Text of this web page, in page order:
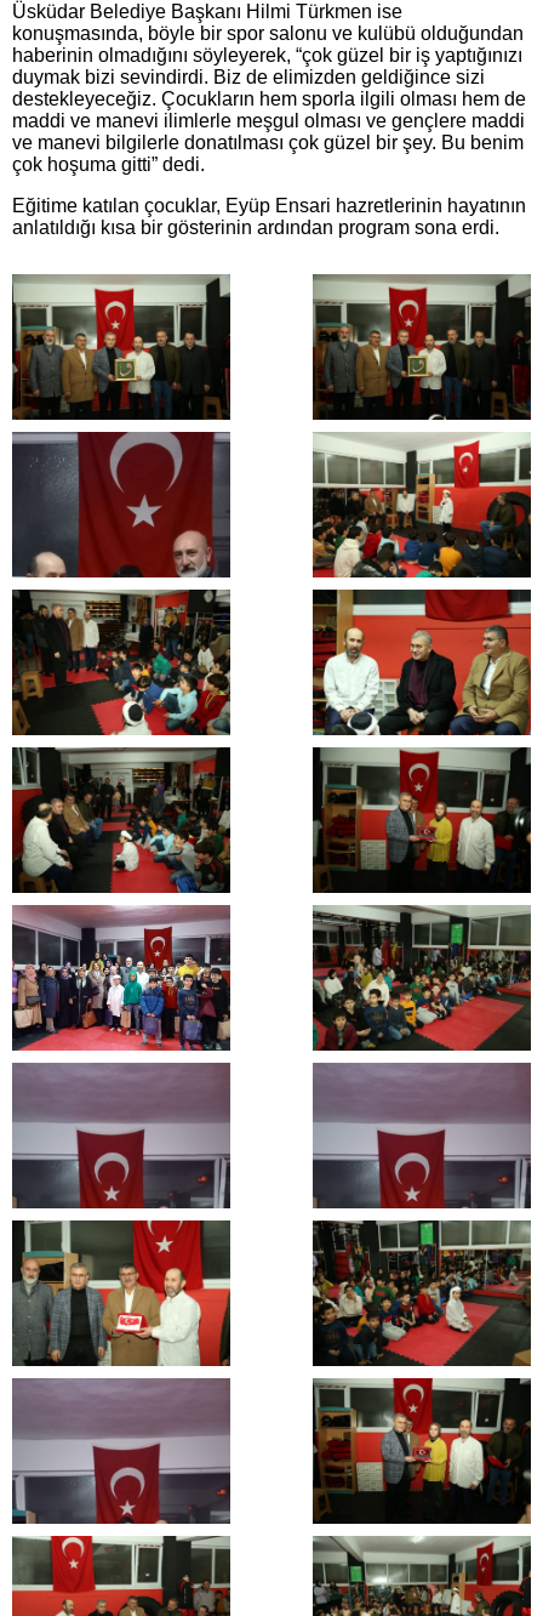
Üsküdar Belediye Başkanı Hilmi Türkmen ise
konuşmasında, böyle bir spor salonu ve kulübü olduğundan
haberinin olmadığını söyleyerek, “çok güzel bir iş yaptığınızı
duymak bizi sevindirdi. Biz de elimizden geldiğince sizi
destekleyeceğiz. Çocukların hem sporla ilgili olması hem de
maddi ve manevi ilimlerle meşgul olması ve gençlere maddi
ve manevi bilgilerle donatılması çok güzel bir şey. Bu benim
çok hoşuma gitti” dedi.
Eğitime katılan çocuklar, Eyüp Ensari hazretlerinin hayatının
anlatıldığı kısa bir gösterinin ardından program sona erdi.